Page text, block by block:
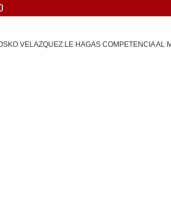
VELAZQUEZ LE HAGAS COMPETENCIA AL